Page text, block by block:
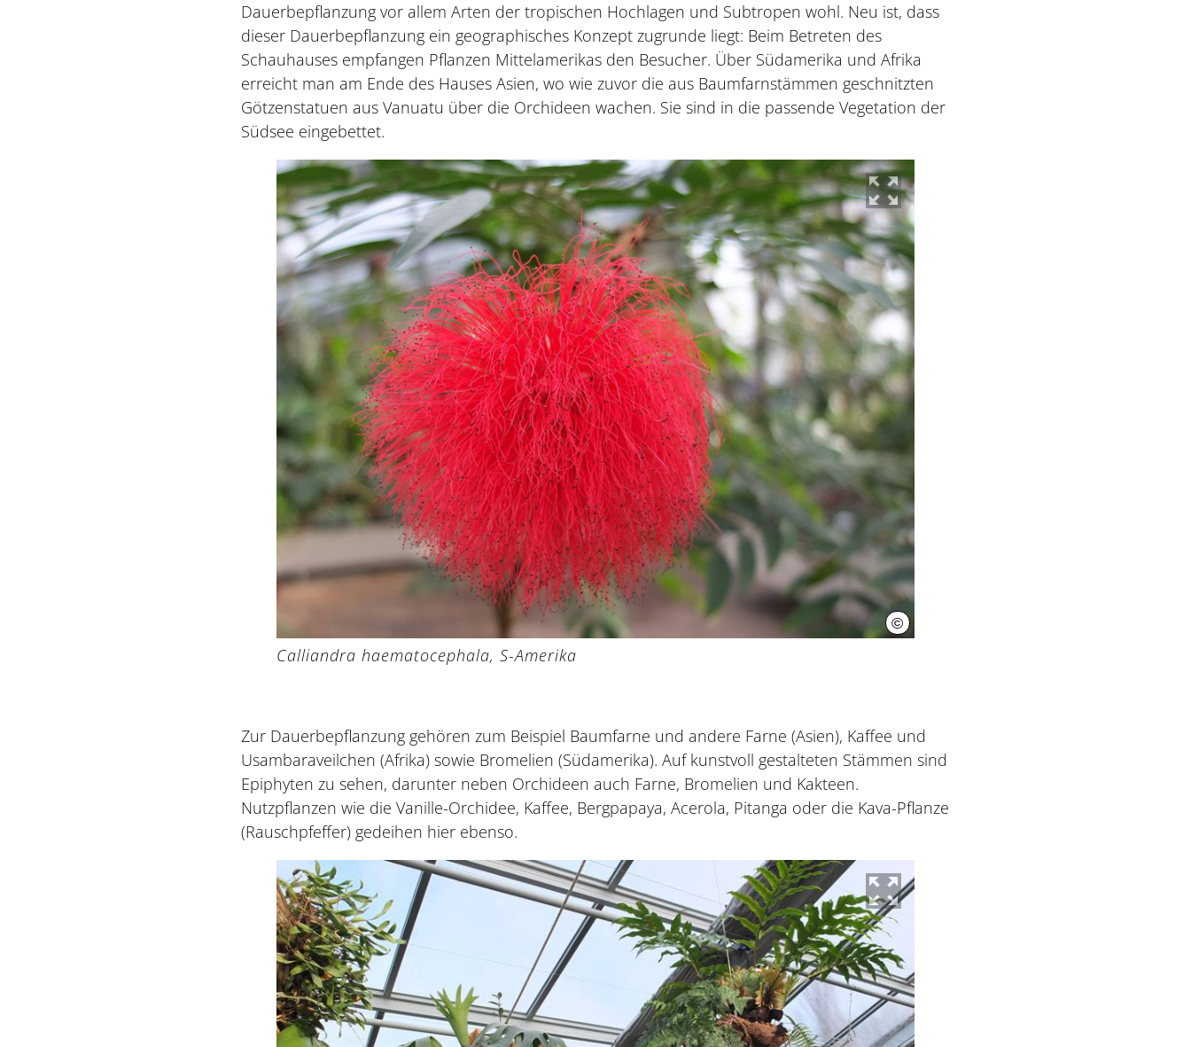
Dauerbepflanzung vor allem Arten der tropischen Hochlagen und Subtropen wohl. Neu ist, dass
dieser Dauerbepflanzung ein geographisches Konzept zugrunde liegt: Beim Betreten des
Schauhauses empfangen Pflanzen Mittelamerikas den Besucher. Über Südamerika und Afrika
erreicht man am Ende des Hauses Asien, wo wie zuvor die aus Baumfarnstämmen geschnitzten
Götzenstatuen aus Vanuatu über die Orchideen wachen. Sie sind in die passende Vegetation der
Südsee eingebettet.
© Herrenhäuser Gärten
Calliandra haematocephala, S-Amerika
Zur Dauerbepflanzung gehören zum Beispiel Baumfarne und andere Farne (Asien), Kaffee und
Usambaraveilchen (Afrika) sowie Bromelien (Südamerika). Auf kunstvoll gestalteten Stämmen sind
Epiphyten zu sehen, darunter neben Orchideen auch Farne, Bromelien und Kakteen.
Nutzpflanzen wie die Vanille-Orchidee, Kaffee, Bergpapaya, Acerola, Pitanga oder die Kava-Pflanze
(Rauschpfeffer) gedeihen hier ebenso.